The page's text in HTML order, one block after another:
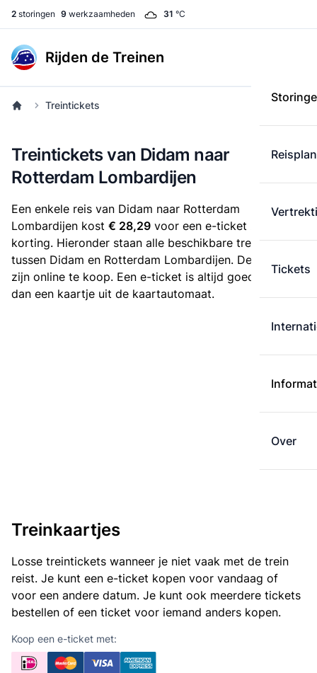
2 storingen 9 werkzaamheden 31 °C
Rijden de Treinen
Tickets
Over
Treintickets
Treintickets van Didam naar
Rotterdam Lombardijen
Een enkele reis van Didam naar Rotterdam
Lombardijen kost € 28,29 voor een e-ticket zonder
korting. Hieronder staan alle beschikbare treintickets
tussen Didam en Rotterdam Lombardijen. Deze tickets
zijn online te koop. Een e-ticket is altijd goedkoper
dan een kaartje uit de kaartautomaat.
Treinkaartjes
Losse treintickets wanneer je niet vaak met de trein
reist. Je kunt een e-ticket kopen voor vandaag of
voor een andere datum. Je kunt ook meerdere tickets
bestellen of een ticket voor iemand anders kopen.
Koop een e-ticket met: